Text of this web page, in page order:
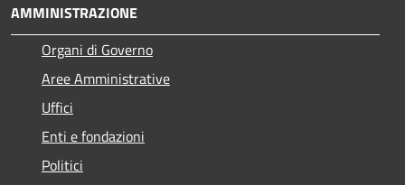
AMMINISTRAZIONE
Organi di Governo
Aree Amministrative
Uffici
Enti e fondazioni
Politici